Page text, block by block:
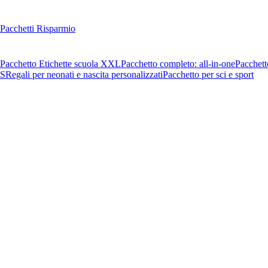
Pacchetti Risparmio
Pacchetto Etichette scuola XXLPacchetto completo: all-in-one
Regali per neonati e nascita personalizzatiPacchetto per sci e sport